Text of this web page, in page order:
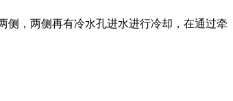
侧，两侧再有冷水孔进水进行冷却，在通过牵